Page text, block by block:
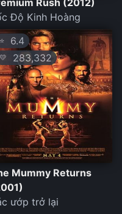
Rush (2012)
Độ Kinh Hoàng
⭐ 6.4
💛 283,332
Mummy Returns
ướp trở lại